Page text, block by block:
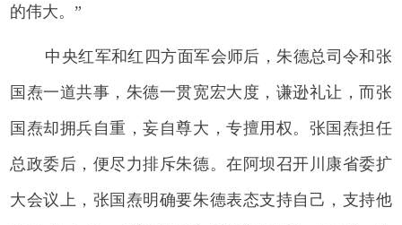
的伟大。”
中央红军和红四方面军会师后，朱德总司令和张
国焘一道共事，朱德一贯宽宏大度，谦逊礼让，而张
国焘却拥兵自重，妄自尊大，专擅用权。张国焘担任
总政委后，便尽力排斥朱德。在阿坝召开川康省委扩
大会议上，张国焘明确要朱德表态支持自己，支持他